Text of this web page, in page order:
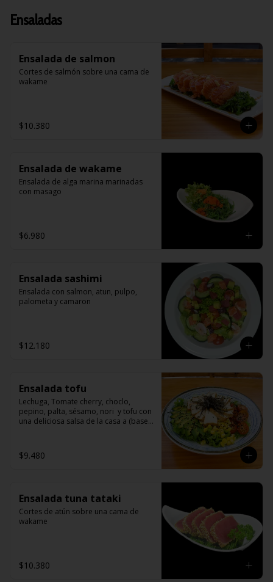
Ensaladas
Ensalada de salmon
Cortes de salmón sobre una cama de
wakame
$10.380
Ensalada de wakame
Ensalada de alga marina marinadas
con masago
$6.980
Ensalada sashimi
Ensalada con salmon, atun, pulpo,
palometa y camaron
$12.180
Ensalada tofu
Lechuga, Tomate cherry, choclo,
pepino, palta, sésamo, nori  y tofu con
una deliciosa salsa de la casa a (base
$9.480
Ensalada tuna tataki
Cortes de atún sobre una cama de
wakame
$10.380